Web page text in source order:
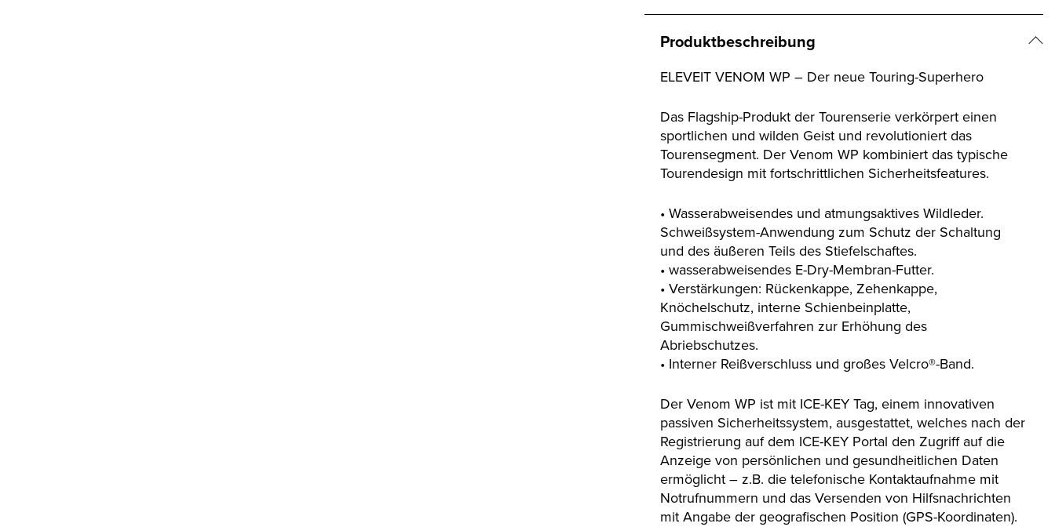
Produktbeschreibung
ELEVEIT VENOM WP – Der neue Touring-Superhero
Das Flagship-Produkt der Tourenserie verkörpert einen
sportlichen und wilden Geist und revolutioniert das
Tourensegment. Der Venom WP kombiniert das typische
Tourendesign mit fortschrittlichen Sicherheitsfeatures.
• Wasserabweisendes und atmungsaktives Wildleder.
Schweißsystem-Anwendung zum Schutz der Schaltung
und des äußeren Teils des Stiefelschaftes.
• wasserabweisendes E-Dry-Membran-Futter.
• Verstärkungen: Rückenkappe, Zehenkappe,
Knöchelschutz, interne Schienbeinplatte,
Gummischweißverfahren zur Erhöhung des
Abriebschutzes.
• Interner Reißverschluss und großes Velcro®-Band.
Der Venom WP ist mit ICE-KEY Tag, einem innovativen
passiven Sicherheitssystem, ausgestattet, welches nach der
Registrierung auf dem ICE-KEY Portal den Zugriff auf die
Anzeige von persönlichen und gesundheitlichen Daten
ermöglicht – z.B. die telefonische Kontaktaufnahme mit
Notrufnummern und das Versenden von Hilfsnachrichten
mit Angabe der geografischen Position (GPS-Koordinaten).